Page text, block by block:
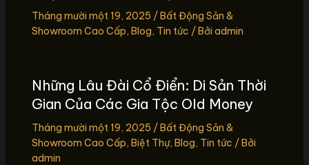
Tháng mười một 19, 2025 /Bất Động Sản &
Showroom Cao Cấp, Blog, Tin tức / Bởi admin
Những Lâu Đài Cổ Điển: Di Sản Thời
Gian Của Các Gia Tộc Old Money
Tháng mười một 19, 2025 /Bất Động Sản &
Showroom Cao Cấp, Biệt Thự, Blog, Tin tức / Bởi
admin